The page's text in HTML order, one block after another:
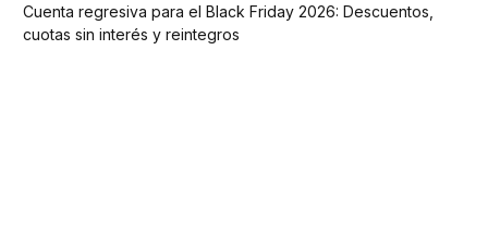
Cuenta regresiva para el Black Friday 2026: Descuentos,
cuotas sin interés y reintegros